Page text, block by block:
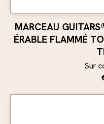
MARCEAU
ÉRABLE FLAMMÉ
Sur